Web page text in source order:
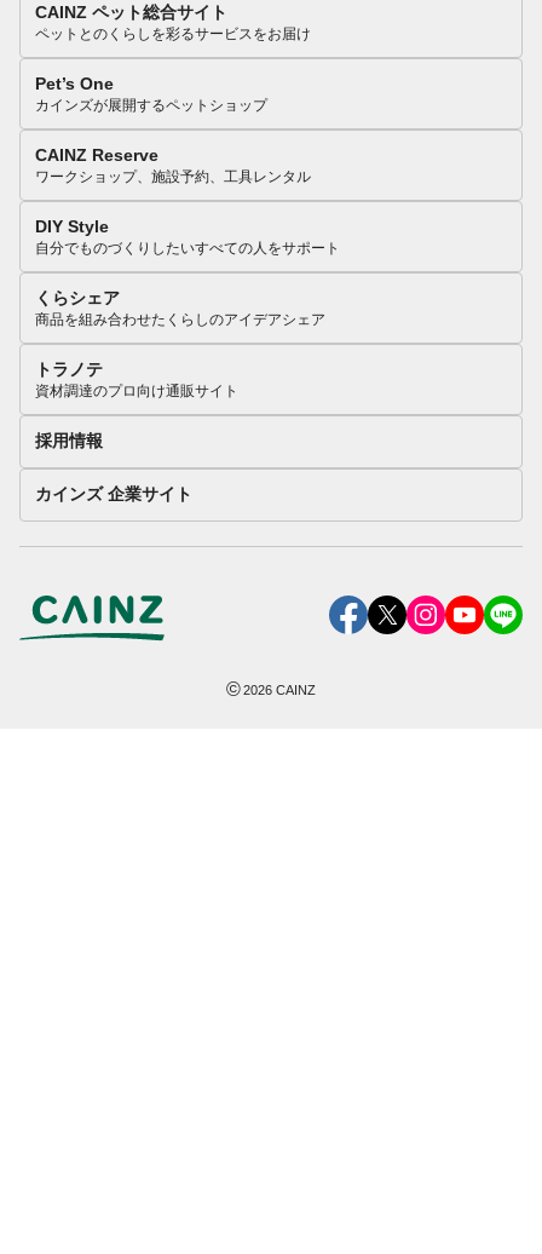
CAINZ ペット総合サイト
ペットとのくらしを彩るサービスをお届け
Pet’s One
カインズが展開するペットショップ
CAINZ Reserve
ワークショップ、施設予約、工具レンタル
DIY Style
自分でものづくりしたいすべての人をサポート
くらシェア
商品を組み合わせたくらしのアイデアシェア
トラノテ
資材調達のプロ向け通販サイト
採用情報
カインズ 企業サイト
©2026 CAINZ